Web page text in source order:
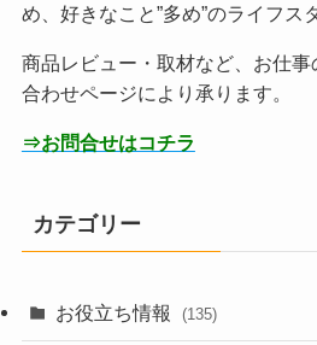
め、好きなこと”多め”のライフス
商品レビュー・取材など、お仕
合わせページにより承ります。
⇒お問合せはコチラ
カテゴリー
お役立ち情報 (135)